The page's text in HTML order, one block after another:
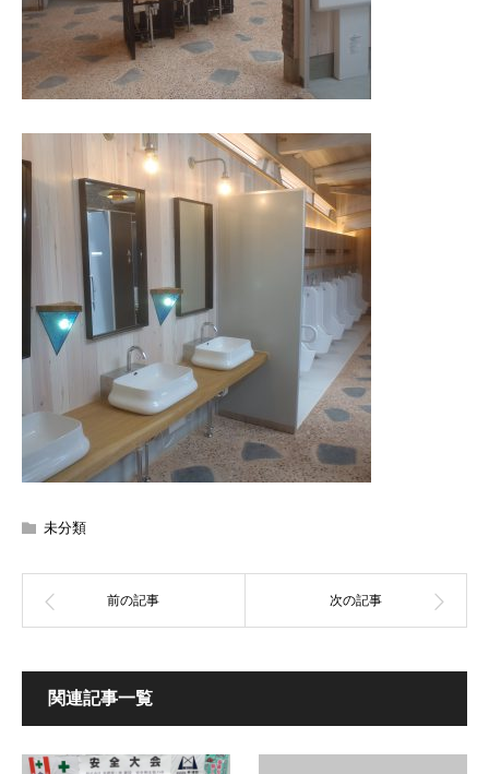
未分類
関連記事一覧